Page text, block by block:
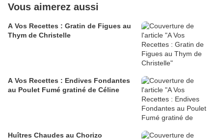
Vous aimerez aussi
A Vos Recettes : Gratin de Figues au
Thym de Christelle
A Vos Recettes : Endives Fondantes
au Poulet Fumé gratiné de Céline
Huîtres Chaudes au Chorizo